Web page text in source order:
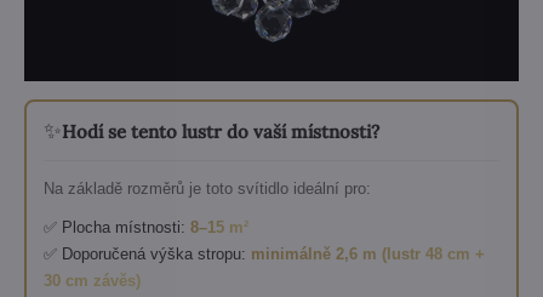
✨Hodí se tento lustr do vaší místnosti?
Na základě rozměrů je toto svítidlo ideální pro:
✅ Plocha místnosti: 8–15 m²
✅ Doporučená výška stropu: minimálně 2,6 m (lustr 48 cm +
30 cm závěs)